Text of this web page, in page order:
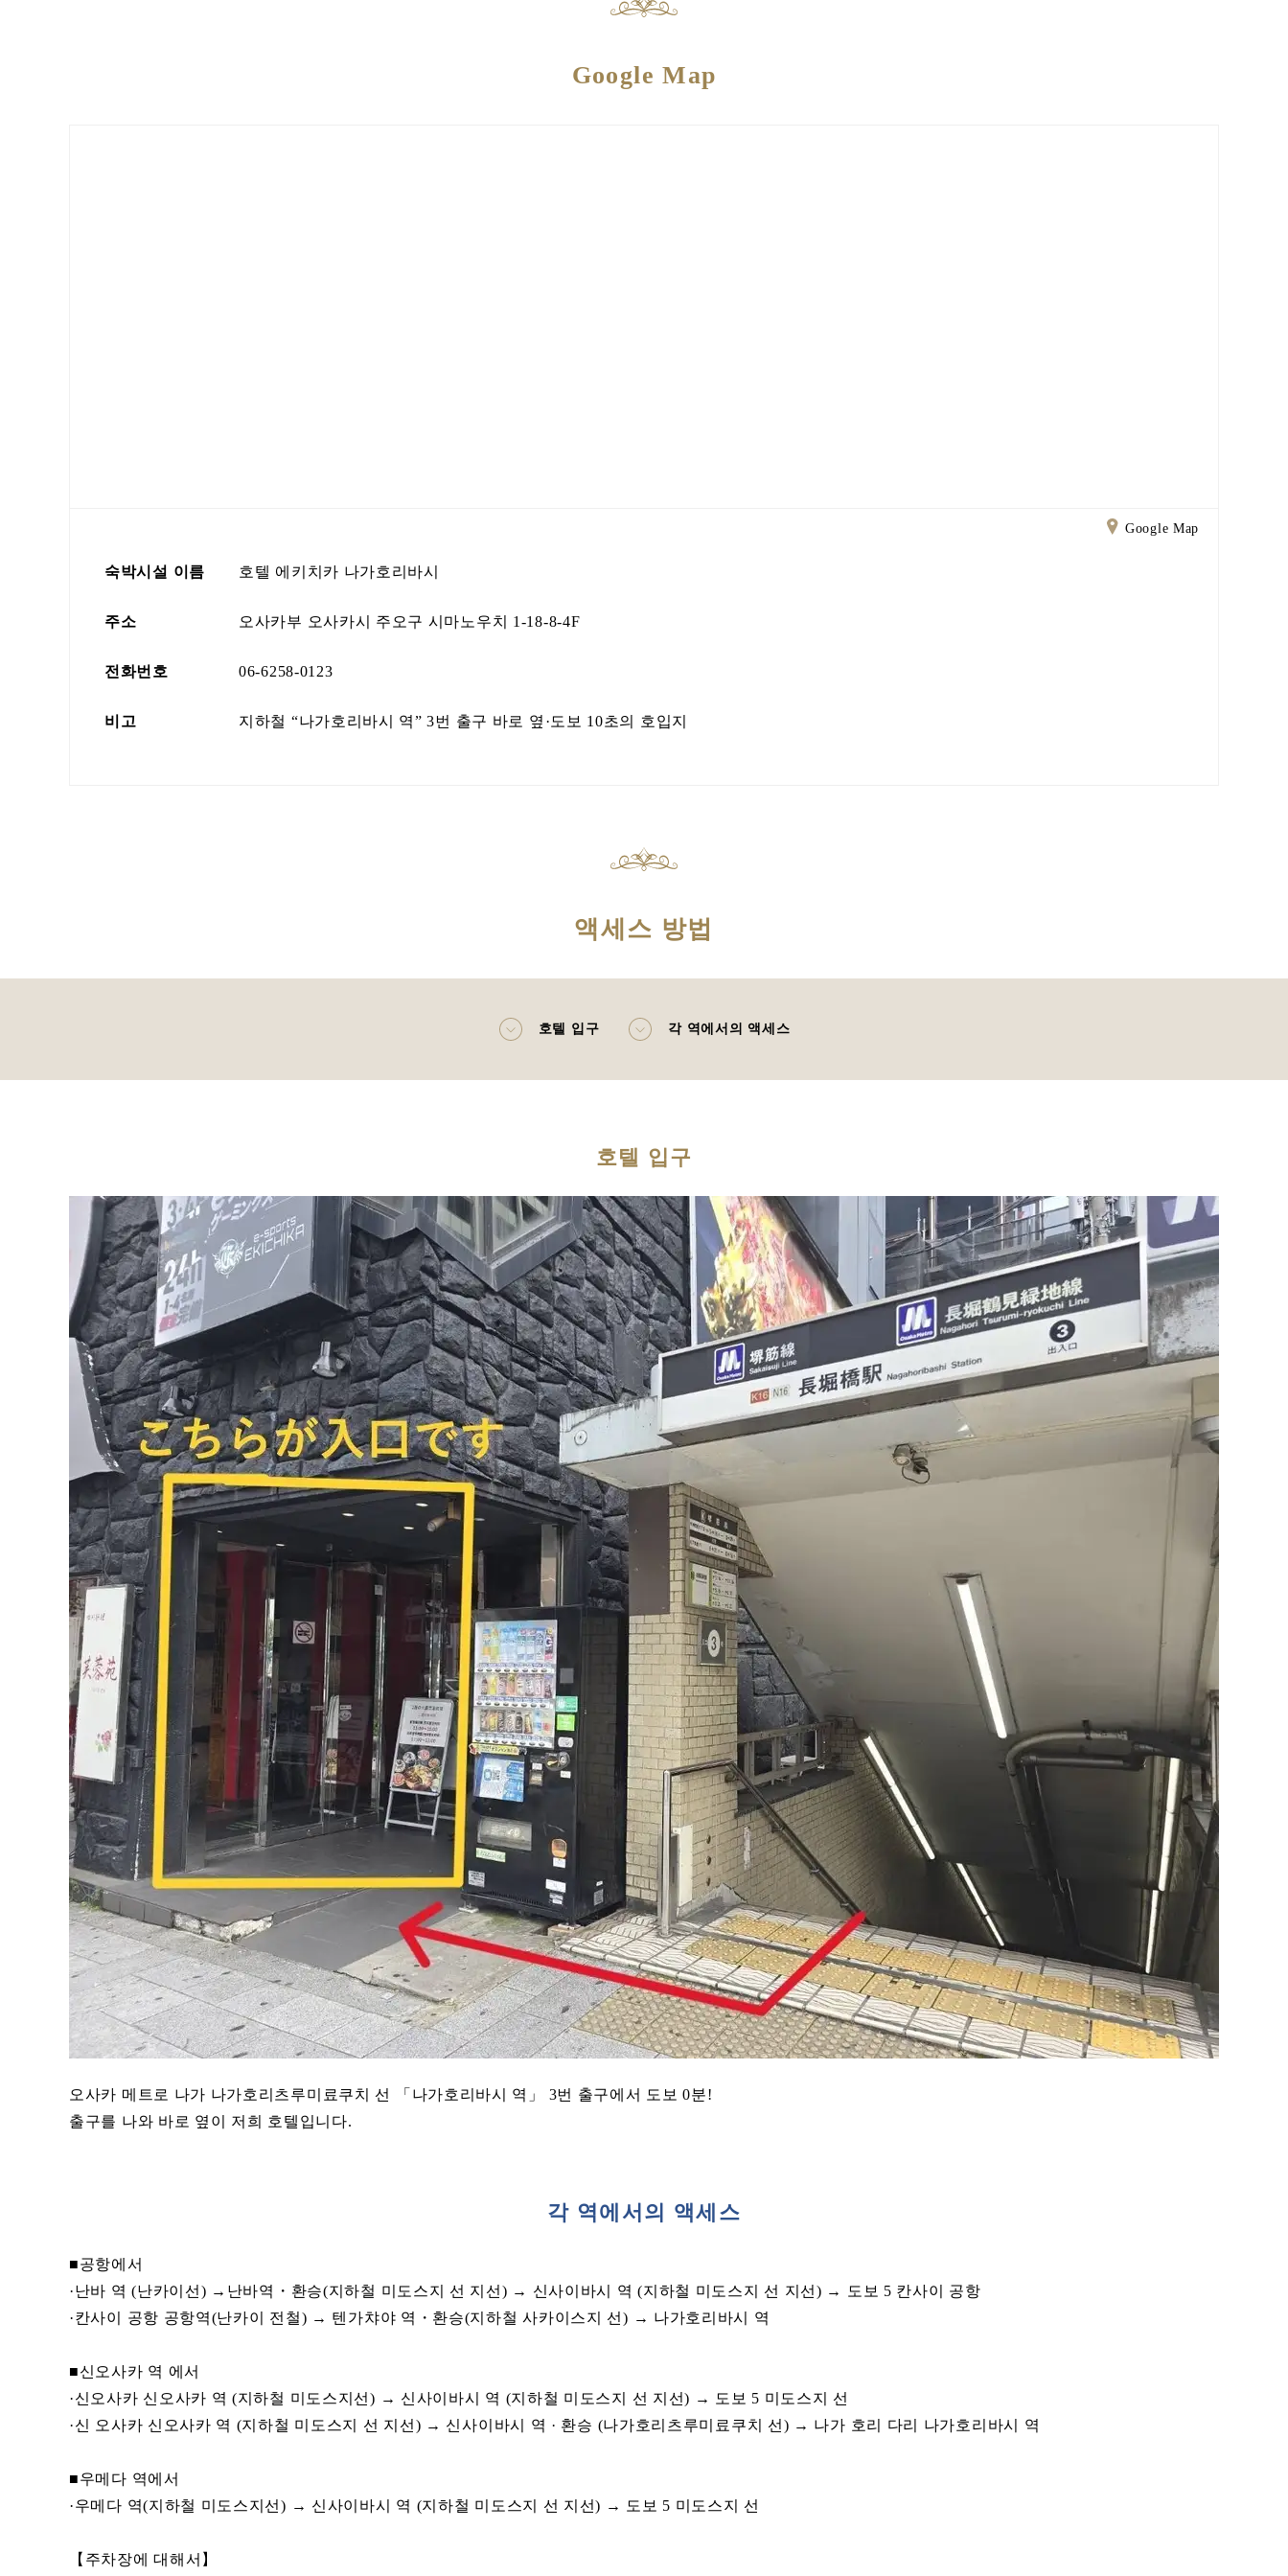
Google Map
Google Map
숙박시설 이름 호텔 에키치카 나가호리바시
주소 오사카부 오사카시 주오구 시마노우치 1-18-8-4F
전화번호 06-6258-0123
비고 지하철 “나가호리바시 역” 3번 출구 바로 옆·도보 10초의 호입지
액세스 방법
호텔 입구 각 역에서의 액세스
호텔 입구
오사카 메트로 나가 나가호리츠루미료쿠치 선 「나가호리바시 역」 3번 출구에서 도보 0분!
출구를 나와 바로 옆이 저희 호텔입니다.
각 역에서의 액세스
■공항에서
·난바 역 (난카이선) →난바역・환승(지하철 미도스지 선 지선) → 신사이바시 역 (지하철 미도스지 선 지선) → 도보 5 칸사이 공항
·칸사이 공항 공항역(난카이 전철) → 텐가챠야 역・환승(지하철 사카이스지 선) → 나가호리바시 역
■신오사카 역 에서
·신오사카 신오사카 역 (지하철 미도스지선) → 신사이바시 역 (지하철 미도스지 선 지선) → 도보 5 미도스지 선
·신 오사카 신오사카 역 (지하철 미도스지 선 지선) → 신사이바시 역 · 환승 (나가호리츠루미료쿠치 선) → 나가 호리 다리 나가호리바시 역
■우메다 역에서
·우메다 역(지하철 미도스지선) → 신사이바시 역 (지하철 미도스지 선 지선) → 도보 5 미도스지 선
【주차장에 대해서】